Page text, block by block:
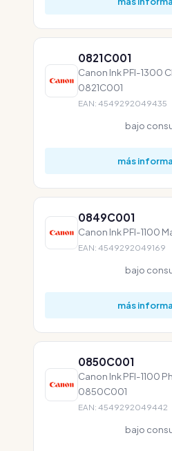
0821C001
Canon Ink PFI-1300
0821C001
EAN: 4549292049435
bajo
más
0849C001
Canon Ink PFI-1100
EAN: 4549292049169
bajo
más
0850C001
Canon Ink PFI-1100
0850C001
EAN: 4549292049442
bajo